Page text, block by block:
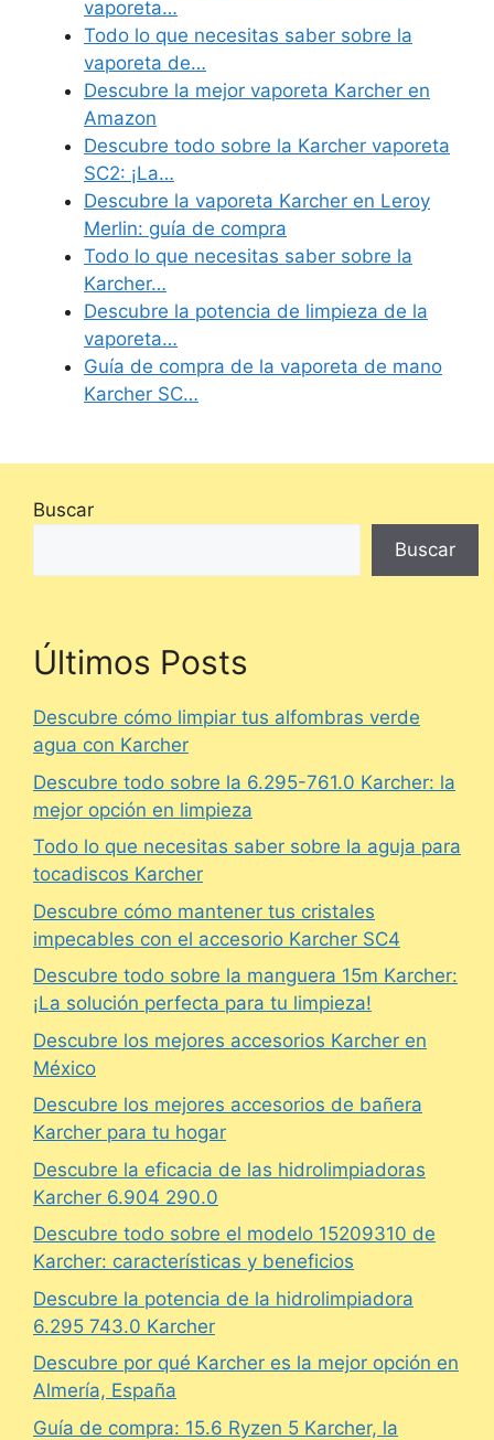
vaporeta…
Todo lo que necesitas saber sobre la
vaporeta de…
Descubre la mejor vaporeta Karcher en
Amazon
Descubre todo sobre la Karcher vaporeta
SC2: ¡La…
Descubre la vaporeta Karcher en Leroy
Merlin: guía de compra
Todo lo que necesitas saber sobre la
Karcher…
Descubre la potencia de limpieza de la
vaporeta…
Guía de compra de la vaporeta de mano
Karcher SC…
Buscar
Buscar
Últimos Posts
Descubre cómo limpiar tus alfombras verde
agua con Karcher
Descubre todo sobre la 6.295-761.0 Karcher: la
mejor opción en limpieza
Todo lo que necesitas saber sobre la aguja para
tocadiscos Karcher
Descubre cómo mantener tus cristales
impecables con el accesorio Karcher SC4
Descubre todo sobre la manguera 15m Karcher:
¡La solución perfecta para tu limpieza!
Descubre los mejores accesorios Karcher en
México
Descubre los mejores accesorios de bañera
Karcher para tu hogar
Descubre la eficacia de las hidrolimpiadoras
Karcher 6.904 290.0
Descubre todo sobre el modelo 15209310 de
Karcher: características y beneficios
Descubre la potencia de la hidrolimpiadora
6.295 743.0 Karcher
Descubre por qué Karcher es la mejor opción en
Almería, España
Guía de compra: 15.6 Ryzen 5 Karcher, la